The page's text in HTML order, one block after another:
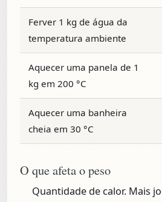
Ferver 1 kg de água da
temperatura ambiente
Aquecer uma panela de 1
kg em 200 °C
Aquecer uma banheira
cheia em 30 °C
O que afeta o peso
Quantidade de calor. Mais